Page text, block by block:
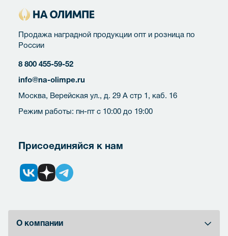
Продажа наградной продукции опт и розница по
России
8 800 455-59-52
info@na-olimpe.ru
Москва, Верейская ул., д. 29 А стр 1, каб. 16
Режим работы: пн-пт с 10:00 до 19:00
Присоединяйся к нам
О компании